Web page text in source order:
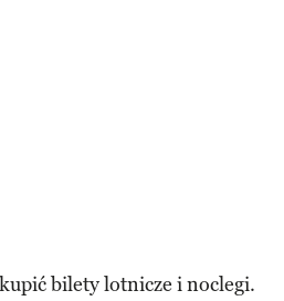
bilety lotnicze i noclegi.